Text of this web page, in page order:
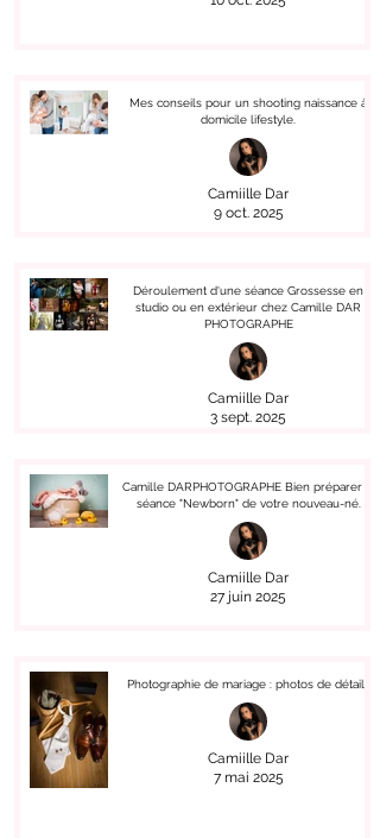
Mes conseils pour un shooting naissance à
domicile lifestyle.
Camiille Dar
9 oct. 2025
Déroulement d'une séance Grossesse en
studio ou en extérieur chez Camille DAR
PHOTOGRAPHE
Camiille Dar
3 sept. 2025
Camille DARPHOTOGRAPHE Bien préparer la
séance "Newborn" de votre nouveau-né.
Camiille Dar
27 juin 2025
Photographie de mariage : photos de détails
Camiille Dar
7 mai 2025